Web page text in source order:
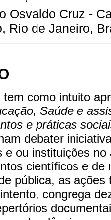
Osvaldo Cruz -
Rio de Janeiro,
tem como intuito
Saúde e
e práticas
debater
e ou instituições
científicos e de
pública, as
congrega